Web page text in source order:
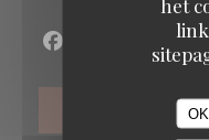
Facebook
Twitter
NIEUWSBRIEF